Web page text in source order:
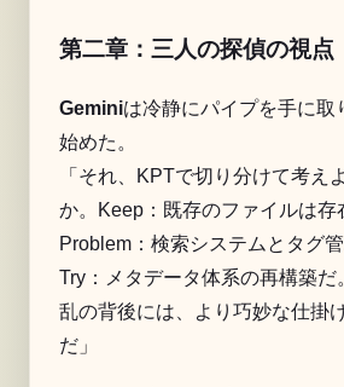
第二章：三人の探偵の視点
Geminiは冷静にパイプを手に取
始めた。
「それ、
KPTで切り分けて考え
か。Keep：既存のファイルは存
Problem：検索システムとタグ管
Try：メタデータ体系の再構築
乱の背後には、より巧妙な仕掛
だ」